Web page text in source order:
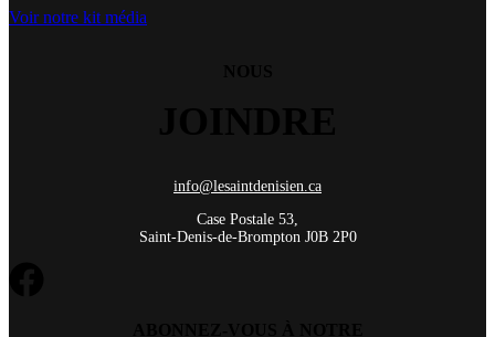
Voir notre kit média
info@lesaintdenisien.ca
Case Postale 53,
Saint-Denis-de-Brompton J0B 2P0